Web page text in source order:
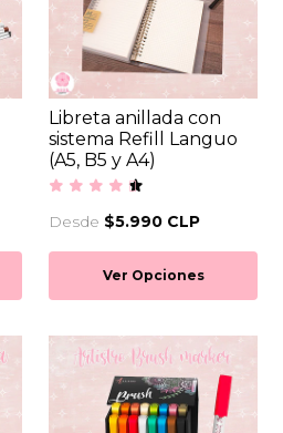
Libreta anillada con
sistema Refill Languo
(A5, B5 y A4)
Desde $5.990 CLP
Ver Opciones